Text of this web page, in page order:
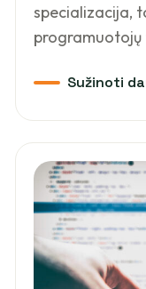
specializacija,
programuotojų